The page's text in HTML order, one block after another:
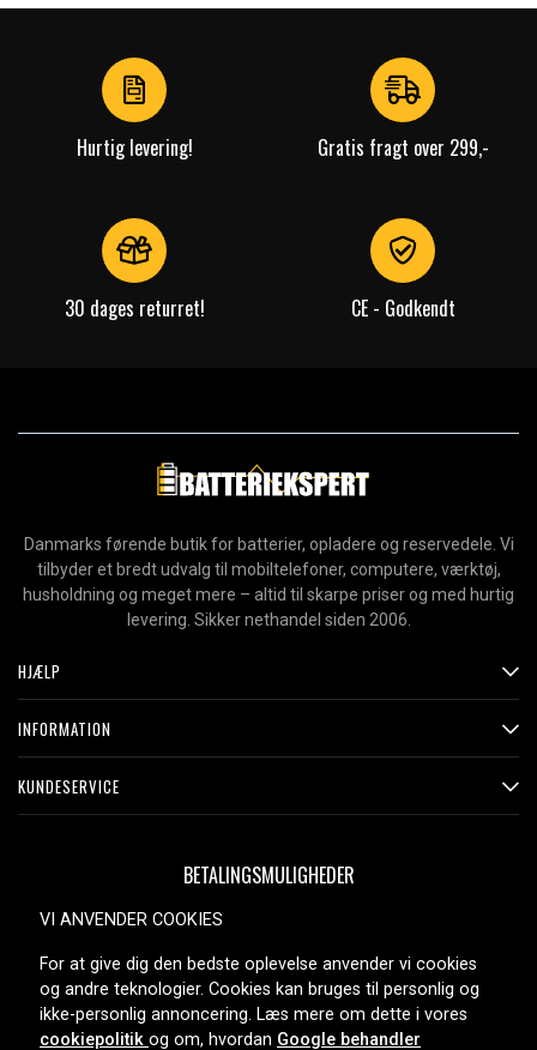
1
Hurtig levering! Gratis fragt over 299,-
30 dages returret! CE - Godkendt
Danmarks førende butik for batterier, opladere og reservedele. Vi
tilbyder et bredt udvalg til mobiltelefoner, computere, værktøj,
husholdning og meget mere – altid til skarpe priser og med hurtig
levering. Sikker nethandel siden 2006.
HJÆLP
INFORMATION
KUNDESERVICE
BETALINGSMULIGHEDER
LEVERINGSMULIGHEDER
VI ANVENDER COOKIES
For at give dig den bedste oplevelse anvender vi cookies
og andre teknologier. Cookies kan bruges til personlig og
ikke-personlig annoncering. Læs mere om dette i vores
cookiepolitik og om, hvordan Google behandler